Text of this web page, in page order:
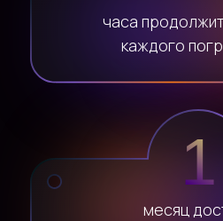
часа
каждого
1
месяц